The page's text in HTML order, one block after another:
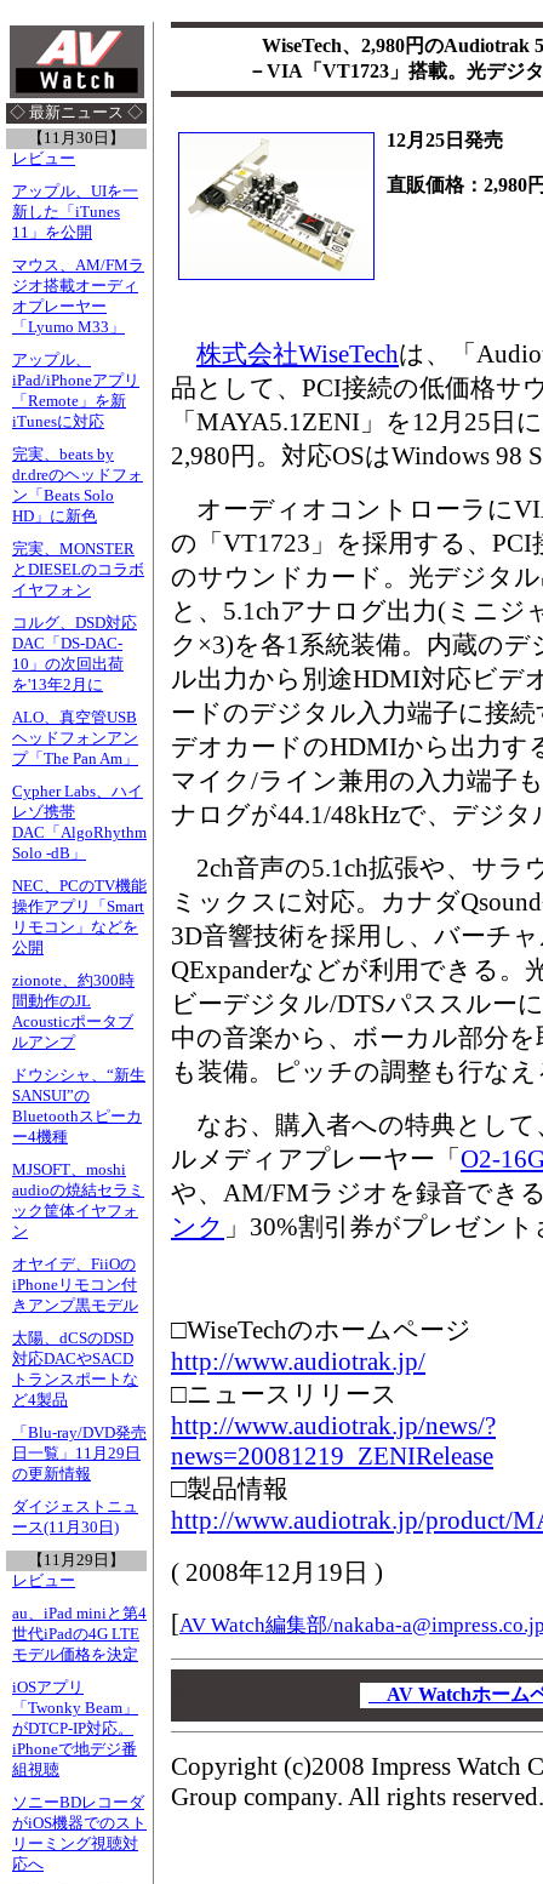
◇ 最新ニュース ◇
【11月30日】
レビュー
アップル、UIを一
新した「iTunes
11」を公開
マウス、AM/FMラ
ジオ搭載オーディ
オプレーヤー
「Lyumo M33」
アップル、
iPad/iPhoneアプリ
「Remote」を新
iTunesに対応
完実、beats by
dr.dreのヘッドフォ
ン「Beats Solo
HD」に新色
完実、MONSTER
とDIESELのコラボ
イヤフォン
コルグ、DSD対応
DAC「DS-DAC-
10」の次回出荷
を'13年2月に
ALO、真空管USB
ヘッドフォンアン
プ「The Pan Am」
Cypher Labs、ハイ
レゾ携帯
DAC「AlgoRhythm
Solo -dB」
NEC、PCのTV機能
操作アプリ「Smart
リモコン」などを
公開
zionote、約300時
間動作のJL
Acousticポータブ
ルアンプ
ドウシシャ、“新生
SANSUI”の
Bluetoothスピーカ
ー4機種
MJSOFT、moshi
audioの焼結セラミ
ック筐体イヤフォ
ン
オヤイデ、FiiOの
iPhoneリモコン付
きアンプ黒モデル
太陽、dCSのDSD
対応DACやSACD
トランスポートな
ど4製品
「Blu-ray/DVD発売
日一覧」11月29日
の更新情報
ダイジェストニュ
ース(11月30日)
【11月29日】
レビュー
au、iPad miniと第4
世代iPadの4G LTE
モデル価格を決定
iOSアプリ
「Twonky Beam」
がDTCP-IP対応。
iPhoneで地デジ番
組視聴
ソニーBDレコーダ
がiOS機器でのスト
リーミング視聴対
応へ
WiseTech、2,980円のAudiotrak
－VIA「VT1723」搭載。光デジ
12月25日発売
直販価格：2,980
株式会社WiseTechは、「
品として、PCI接続の低価格サ
「MAYA5.1ZENI」を12月25日
2,980円。対応OSはWindows 98
オーディオコントローラに
の「VT1723」を採用する、PCI
のサウンドカード。光デジタ
と、5.1chアナログ出力(ミニジ
ク×3)を各1系統装備。内蔵のデ
ル出力から別途HDMI対応ビデ
ードのデジタル入力端子に接
デオカードのHDMIから出力す
マイク/ライン兼用の入力端子
ナログが44.1/48kHzで、デジタ
2ch音声の5.1ch拡張や、サラ
ミックスに対応。カナダ
3D音響技術を採用し、バーチ
QExpanderなどが利用できる。
ビーデジタル/DTSパススルー
中の音楽から、ボーカル部分
も装備。ピッチの調整も行な
なお、購入者への特典として
ルメディアプレーヤー「 O2-
や、AM/FMラジオを録音でき
ンク 」30%割引券がプレゼン
□WiseTechのホームページ
http://www.audiotrak.jp/
□ニュースリリース
http://www.audiotrak.jp/news/?
news=20081219_ZENIRelease
□製品情報
http://www.audiotrak.jp/product/
( 2008年12月19日 )
[AV Watch編集部/nakaba-
AV Watchホー
Copyright (c)2008 Impress Watch
Group company. All rights reserved.